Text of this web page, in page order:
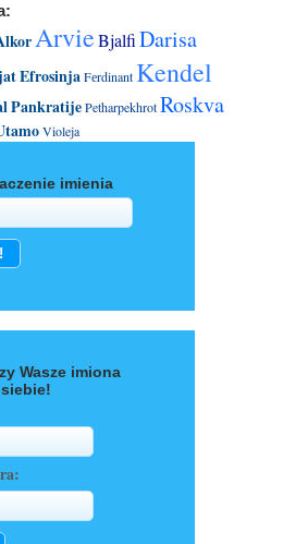
ArvieBjalfiDarisa
EfrosinjaFеrdinant Kendel
PankratijePetharpekhrotRoskva
Violeja
imienia
Wasze imiona